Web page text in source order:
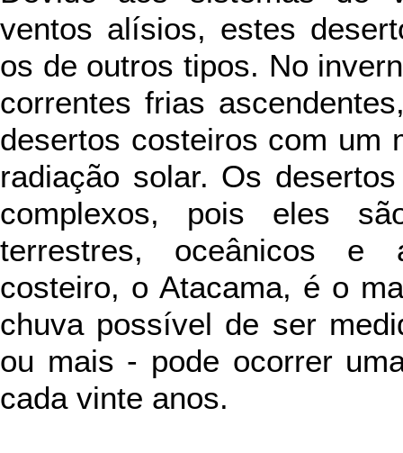
ventos alísios, estes
os de outros tipos. No
correntes frias
desertos costeiros com um
radiação solar. Os
complexos, pois eles
terrestres, oceânicos e
costeiro, o Atacama, é o
chuva possível de ser
ou mais - pode ocorrer
cada vinte anos.